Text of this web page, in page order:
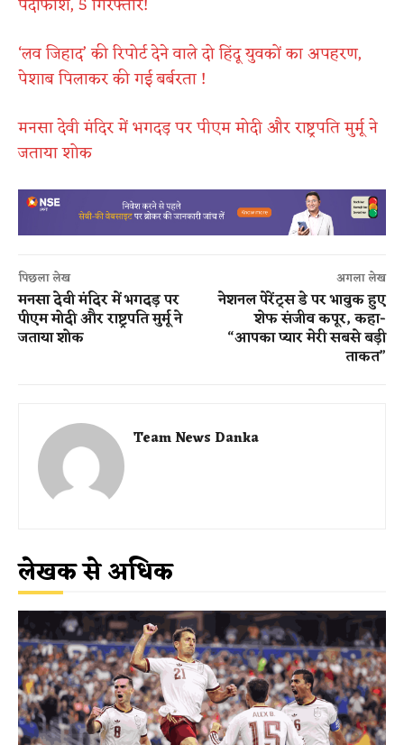
‘लव जिहाद’ की रिपोर्ट देने वाले दो हिंदू युवकों का अपहरण,
पेशाब पिलाकर की गई बर्बरता !
मनसा देवी मंदिर में भगदड़ पर पीएम मोदी और राष्ट्रपति मुर्मू ने
जताया शोक
पिछला लेख
मनसा देवी मंदिर में भगदड़ पर
पीएम मोदी और राष्ट्रपति मुर्मू ने
जताया शोक
अगला लेख
नेशनल पेरेंट्स डे पर भावुक हुए
शेफ संजीव कपूर, कहा-
“आपका प्यार मेरी सबसे बड़ी
ताकत”
Team News Danka
लेखक से अधिक